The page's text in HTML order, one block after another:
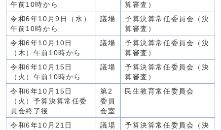
午前10時から
算審査）
令和6年10月9日（水）
午前10時から
議場
予算決算常任委員会（決
算審査）
令和6年10月10日
（木）午前10時から
議場
予算決算常任委員会（決
算審査）
令和6年10月15日
（火）午前10時から
議場
予算決算常任委員会（決
算審査）
令和6年10月15日
（火）予算決算常任委
員会終了後
第2
委員
会室
民生教育常任委員会
令和6年10月21日
議場
予算決算常任委員会（決